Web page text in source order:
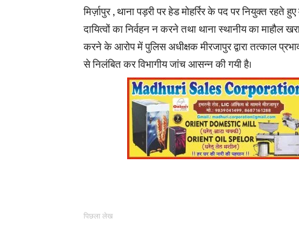
मिर्ज़ापुर , थाना पड़री पर हेड मोहर्रिर के पद पर नियुक्त रहते
दायित्वों का निर्वहन न करने तथा थाना स्थानीय का माहौल
करने के आरोप में पुलिस अधीक्षक मीरजापुर द्वारा तत्काल
से निलंबित कर विभागीय जांच आसन्न की गयी है।
पिछला लेख